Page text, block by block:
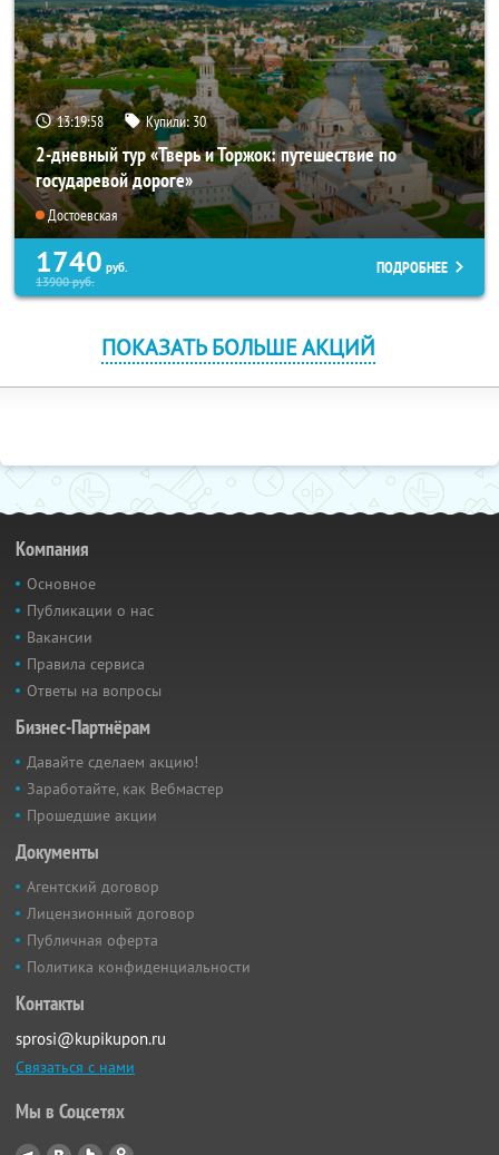
13:19:57 Купили:30
2-дневный тур «Тверь и Торжок: путешествие по
государевой дороге»
Достоевская
1740 руб.
13900руб.
ПОДРОБНЕЕ
ПОКАЗАТЬ БОЛЬШЕ АКЦИЙ
Компания
Основное
Публикации о нас
Вакансии
Правила сервиса
Ответы на вопросы
Бизнес-Партнёрам
Давайте сделаем акцию!
Заработайте, как Вебмастер
Прошедшие акции
Документы
Агентский договор
Лицензионный договор
Публичная оферта
Политика конфиденциальности
Контакты
sprosi@kupikupon.ru
Связаться с нами
Мы в Соцсетях